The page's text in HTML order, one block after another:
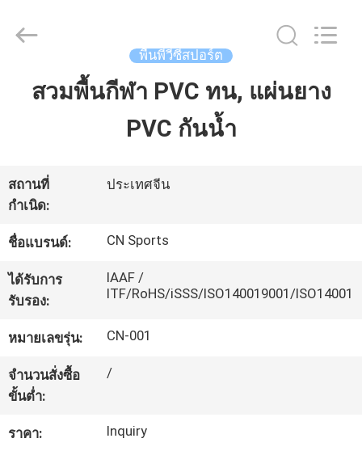
บ้าน
เกี่ยว
กับ
เรา
ทัวร์
โรงงาน
Materials
Reserved.
พื้นพีวีซีสปอร์ต
สวมพื้นกีฬา PVC ทน, แผ่นยาง
PVC กันน้ำ
สถานที่
กำเนิด:
ประเทศจีน
ชื่อแบรนด์: CN Sports
ได้รับการ
รับรอง:
IAAF /
ITF/RoHS/iSSS/ISO140019001/ISO14001
หมายเลขรุ่น: CN-001
จำนวนสั่งซื้อ
ขั้นต่ำ:
/
ราคา: Inquiry